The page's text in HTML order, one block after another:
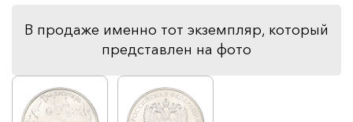
В продаже именно тот экземпляр, который
представлен на фото